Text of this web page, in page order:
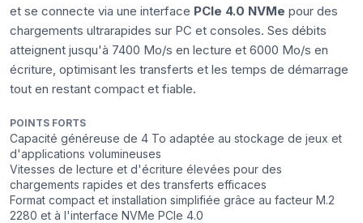
et se connecte via une interface PCIe 4.0 NVMe pour des
chargements ultrarapides sur PC et consoles. Ses débits
atteignent jusqu'à 7400 Mo/s en lecture et 6000 Mo/s en
écriture, optimisant les transferts et les temps de démarrage
tout en restant compact et fiable.
POINTS FORTS
Capacité généreuse de 4 To adaptée au stockage de jeux et
d'applications volumineuses
Vitesses de lecture et d'écriture élevées pour des
chargements rapides et des transferts efficaces
Format compact et installation simplifiée grâce au facteur M.2
2280 et à l'interface NVMe PCIe 4.0